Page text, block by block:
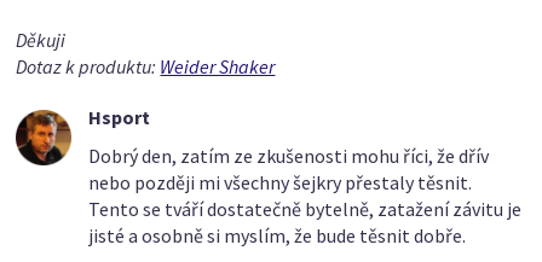
Děkuji
Dotaz k produktu: Weider Shaker
Hsport
Dobrý den, zatím ze zkušenosti mohu říci, že dřív
nebo později mi všechny šejkry přestaly těsnit.
Tento se tváří dostatečně bytelně, zatažení závitu je
jisté a osobně si myslím, že bude těsnit dobře.